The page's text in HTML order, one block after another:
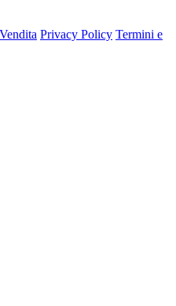
Privacy Policy Termini e